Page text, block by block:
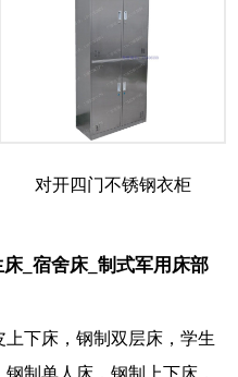
对开四门不锈钢衣柜
_宿舍床_制式军用床部
下床，钢制双层床，学生
制单人床，钢制上下床，